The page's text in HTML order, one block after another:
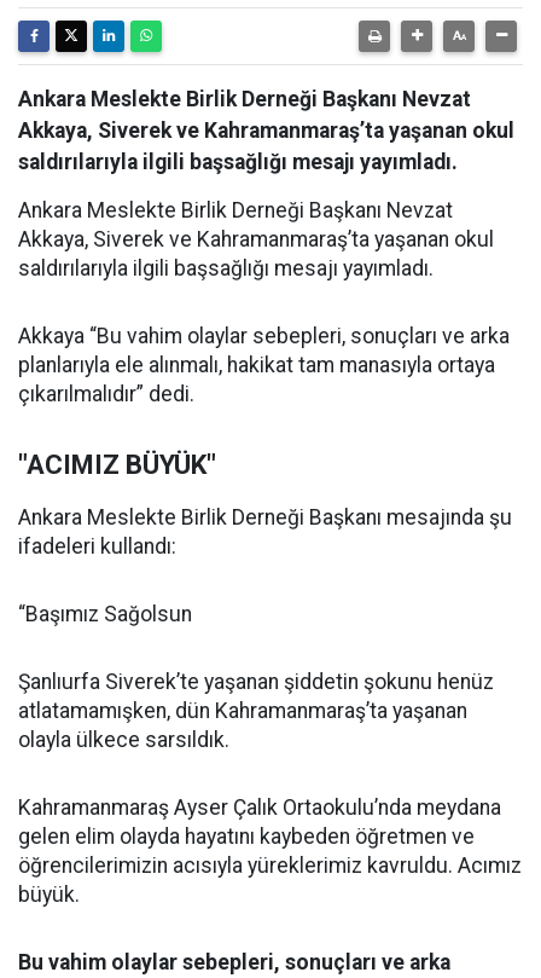
Ankara Meslekte Birlik Derneği Başkanı Nevzat
Akkaya, Siverek ve Kahramanmaraş’ta yaşanan okul
saldırılarıyla ilgili başsağlığı mesajı yayımladı.
Ankara Meslekte Birlik Derneği Başkanı Nevzat
Akkaya, Siverek ve Kahramanmaraş’ta yaşanan okul
saldırılarıyla ilgili başsağlığı mesajı yayımladı.
Akkaya “Bu vahim olaylar sebepleri, sonuçları ve arka
planlarıyla ele alınmalı, hakikat tam manasıyla ortaya
çıkarılmalıdır” dedi.
"ACIMIZ BÜYÜK"
Ankara Meslekte Birlik Derneği Başkanı mesajında şu
ifadeleri kullandı:
“Başımız Sağolsun
Şanlıurfa Siverek’te yaşanan şiddetin şokunu henüz
atlatamamışken, dün Kahramanmaraş’ta yaşanan
olayla ülkece sarsıldık.
Kahramanmaraş Ayser Çalık Ortaokulu’nda meydana
gelen elim olayda hayatını kaybeden öğretmen ve
öğrencilerimizin acısıyla yüreklerimiz kavruldu. Acımız
büyük.
Bu vahim olaylar sebepleri, sonuçları ve arka